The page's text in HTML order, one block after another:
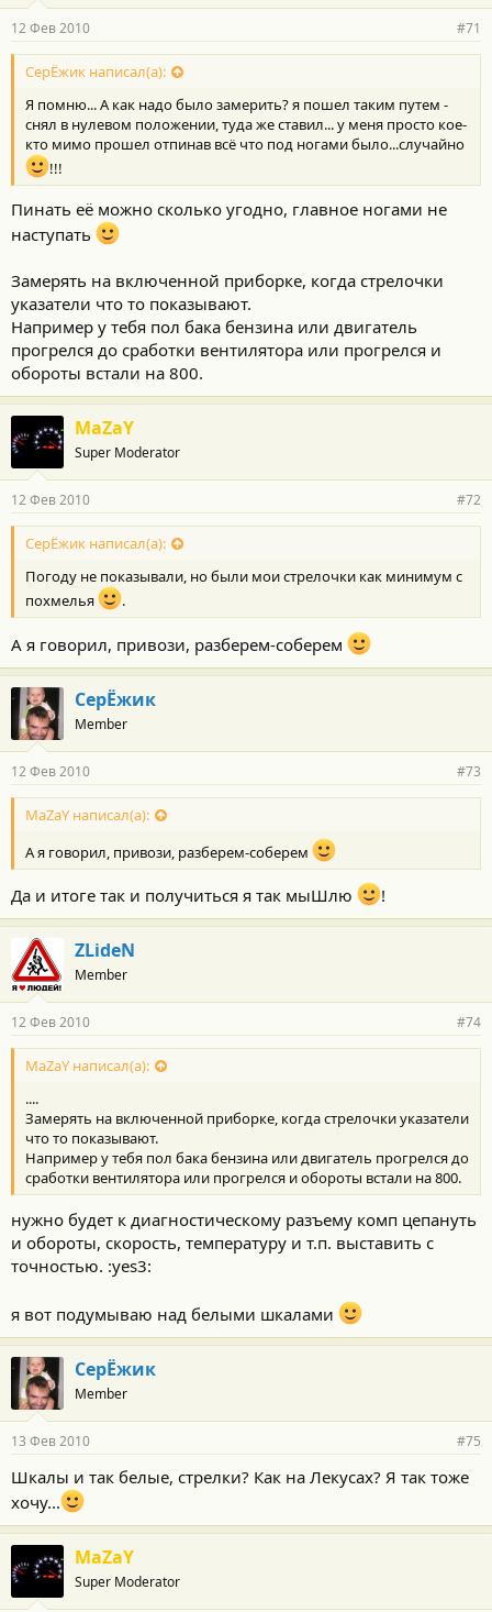
12 Фев 2010 #71
СерЁжик написал(а):
Я помню... А как надо было замерить? я пошел таким путем -
снял в нулевом положении, туда же ставил... у меня просто кое-
кто мимо прошел отпинав всё что под ногами было...случайно
!!!
Пинать её можно сколько угодно, главное ногами не
наступать
Замерять на включенной приборке, когда стрелочки
указатели что то показывают.
Например у тебя пол бака бензина или двигатель
прогрелся до сработки вентилятора или прогрелся и
обороты встали на 800.
MaZaY
Super Moderator
12 Фев 2010 #72
СерЁжик написал(а):
Погоду не показывали, но были мои стрелочки как минимум с
похмелья
.
А я говорил, привози, разберем-соберем
СерЁжик
Member
12 Фев 2010 #73
MaZaY написал(а):
А я говорил, привози, разберем-соберем
Да и итоге так и получиться я так мыШлю !
ZLideN
Member
12 Фев 2010 #74
MaZaY написал(а):
....
Замерять на включенной приборке, когда стрелочки указатели
что то показывают.
Например у тебя пол бака бензина или двигатель прогрелся до
сработки вентилятора или прогрелся и обороты встали на 800.
нужно будет к диагностическому разъему комп цепануть
и обороты, скорость, температуру и т.п. выставить с
точностью. :yes3:
я вот подумываю над белыми шкалами
СерЁжик
Member
13 Фев 2010 #75
Шкалы и так белые, стрелки? Как на Лекусах? Я так тоже
хочу...
MaZaY
Super Moderator